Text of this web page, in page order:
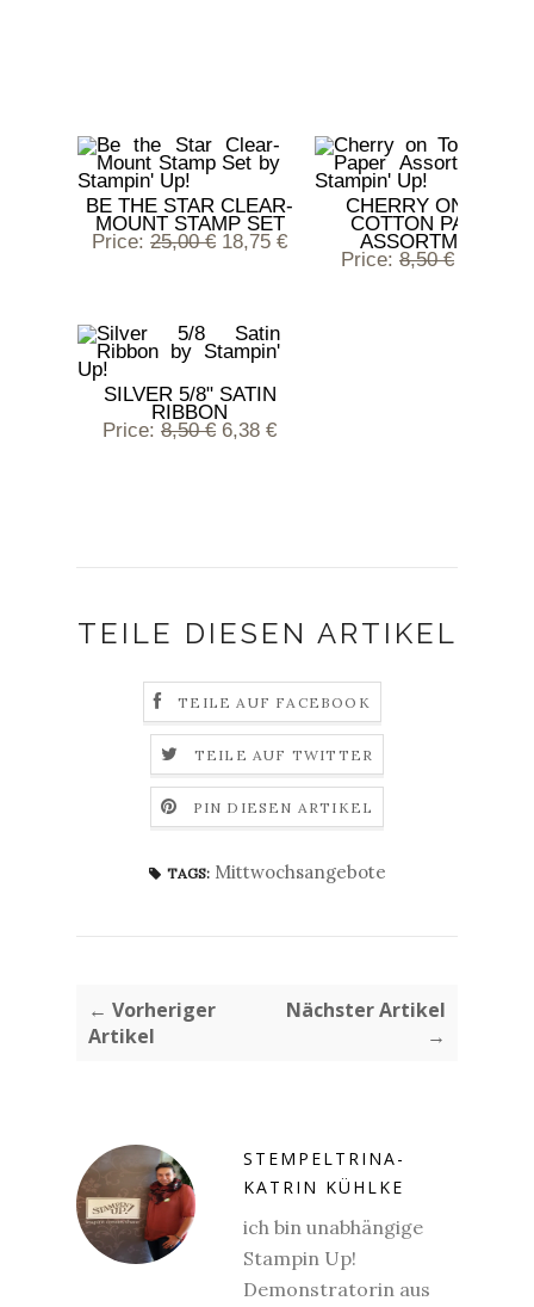
BE THE STAR CLEAR-
MOUNT STAMP SET
Price: 25,00 € 18,75 €
CHERRY ON TOP
COTTON PAPER
ASSORTMENT
Price: 8,50 €
SILVER 5/8" SATIN
RIBBON
Price: 8,50 € 6,38 €
TEILE DIESEN ARTIKEL
TEILE AUF FACEBOOK
TEILE AUF TWITTER
PIN DIESEN ARTIKEL
TAGS: Mittwochsangebote
← Vorheriger
Artikel
Nächster Artikel
→
STEMPELTRINA-
KATRIN KÜHLKE
ich bin unabhängige
Stampin Up!
Demonstratorin aus